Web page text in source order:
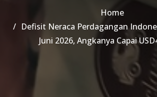
Home
Defisit Neraca Perdagangan
Juni 2026, Angkanya Capai